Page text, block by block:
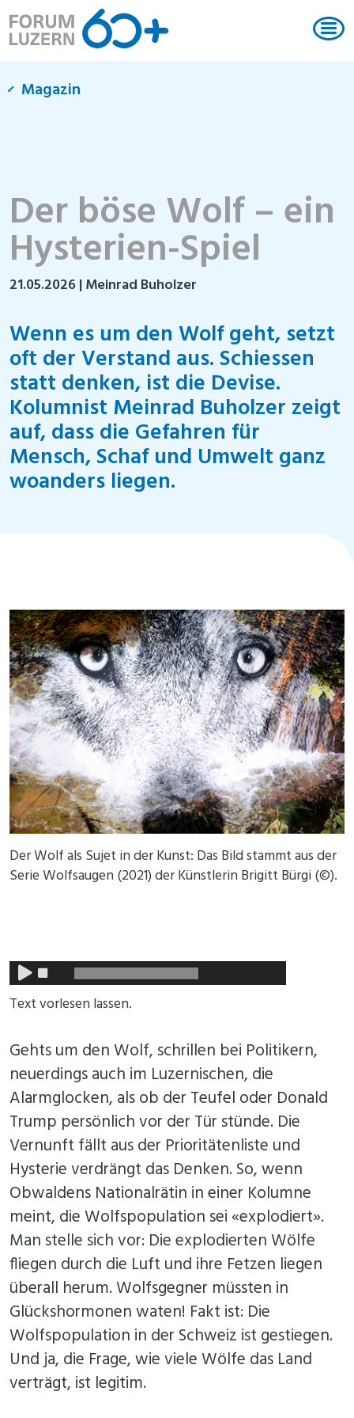
Magazin
Der böse Wolf – ein
Hysterien-Spiel
21.05.2026| Meinrad Buholzer
Wenn es um den Wolf geht, setzt
oft der Verstand aus. Schiessen
statt denken, ist die Devise.
Kolumnist Meinrad Buholzer zeigt
auf, dass die Gefahren für
Mensch, Schaf und Umwelt ganz
woanders liegen.
Der Wolf als Sujet in der Kunst: Das Bild stammt aus der
Serie Wolfsaugen (2021) der Künstlerin Brigitt Bürgi (©️).
Text vorlesen lassen.
Gehts um den Wolf, schrillen bei Politikern,
neuerdings auch im Luzernischen, die
Alarmglocken, als ob der Teufel oder Donald
Trump persönlich vor der Tür stünde. Die
Vernunft fällt aus der Prioritätenliste und
Hysterie verdrängt das Denken. So, wenn
Obwaldens Nationalrätin in einer Kolumne
meint, die Wolfspopulation sei «explodiert».
Man stelle sich vor: Die explodierten Wölfe
fliegen durch die Luft und ihre Fetzen liegen
überall herum. Wolfsgegner müssten in
Glückshormonen waten! Fakt ist: Die
Wolfspopulation in der Schweiz ist gestiegen.
Und ja, die Frage, wie viele Wölfe das Land
verträgt, ist legitim.